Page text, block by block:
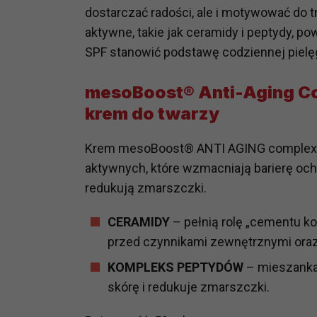
dostarczać radości, ale i motywować do
aktywne, takie jak ceramidy i peptydy,
SPF stanowić podstawę codziennej
mesoBoost® Anti-Aging
krem do twarzy
Krem mesoBoost® ANTI AGING
aktywnych, które wzmacniają barierę
redukują zmarszczki.
CERAMIDY – pełnią rolę „cementu
przed czynnikami zewnętrznymi
KOMPLEKS PEPTYDÓW –
skórę i redukuje zmarszczki.
potrzebom
Komu możemy przekazać dane?
Zgodnie z obowiązującym
obowiązującego prawa np. sądy
prawną. Pragniemy też
Zaufanych parterów.
Jakie masz prawa w stosunku
Masz między innymi prawo do
także wycofać zgodę na
Jakie są podstawy prawne
Każde przetwarzanie Twoich
Podstawą prawną
analizowania ich i